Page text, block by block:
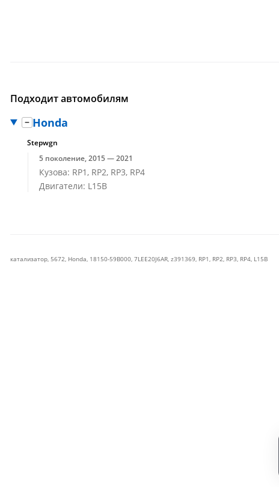
Подходит автомобилям
Honda
Stepwgn
5 поколение, 2015 — 2021
Кузова: RP1, RP2, RP3, RP4
Двигатели: L15B
катализатор, 5672, Honda, 18150-59B000, 7LEE20J6AR, z391369, RP1, RP2, RP3, RP4, L15B